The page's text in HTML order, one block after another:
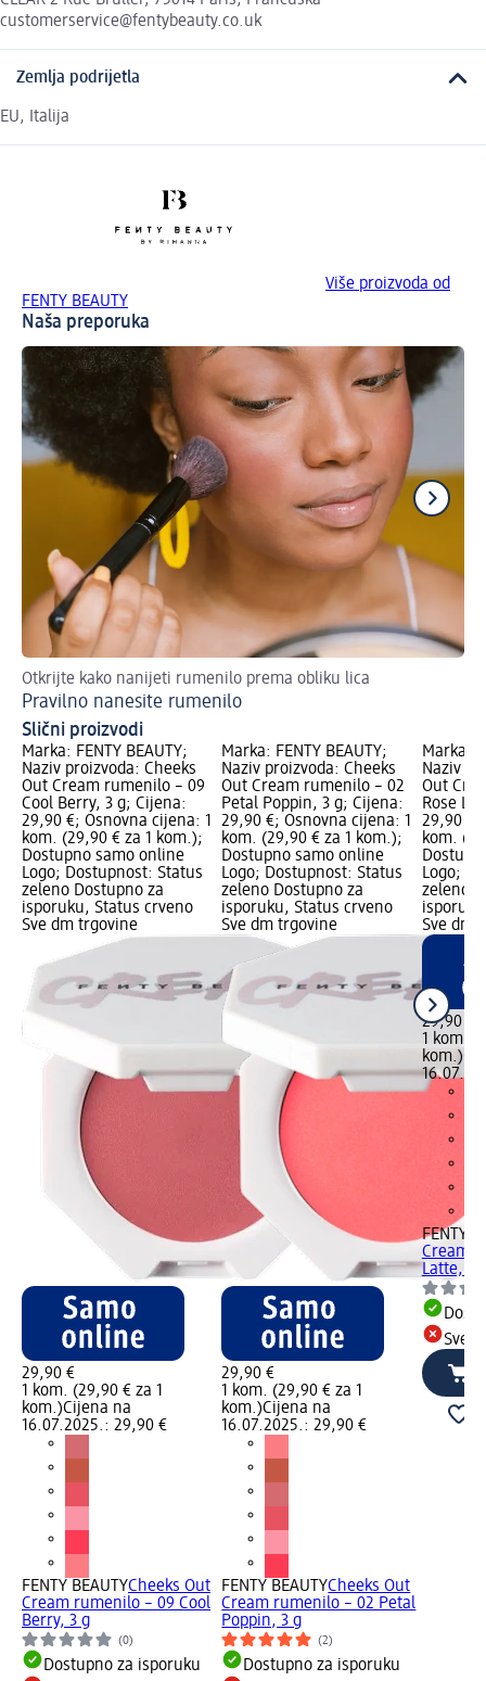
customerservice@fentybeauty.co.uk
Zemlja podrijetla
EU, Italija
Više proizvoda od
FENTY BEAUTY
Naša preporuka
Otkrijte kako nanijeti rumenilo prema obliku lica
Pravilno nanesite rumenilo
Slični proizvodi
Marka: FENTY BEAUTY;
Naziv proizvoda: Cheeks
Out Cream rumenilo – 09
Cool Berry, 3 g; Cijena:
29,90 €; Osnovna cijena: 1
kom. (29,90 € za 1 kom.);
Dostupno samo online
Logo; Dostupnost: Status
zeleno Dostupno za
isporuku, Status crveno
Sve dm trgovine
29,90 €
1 kom. (29,90 € za 1
kom.)Cijena na
16.07.2025.: 29,90 €
FENTY BEAUTYCheeks Out
Cream rumenilo – 09 Cool
Berry, 3 g
(0)
Dostupno za isporuku
Marka: FENTY BEAUTY;
Naziv proizvoda: Cheeks
Out Cream rumenilo – 02
Petal Poppin, 3 g; Cijena:
29,90 €; Osnovna cijena: 1
kom. (29,90 € za 1 kom.);
Dostupno samo online
Logo; Dostupnost: Status
zeleno Dostupno za
isporuku, Status crveno
Sve dm trgovine
29,90 €
1 kom. (29,90 € za 1
kom.)Cijena na
16.07.2025.: 29,90 €
FENTY BEAUTYCheeks Out
Cream rumenilo – 02 Petal
Poppin, 3 g
(2)
Dostupno za isporuku
Marka:
Naziv
Out
Rose
29,90 €;
kom.
Logo;
zeleno
Sve dm
29,90 €
1 kom.
kom.)
FENTY
Cream
Latte, 3
Sve